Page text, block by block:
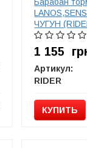
ЧУГУН
1 155
Артикул:
RIDER
КУПИТЬ